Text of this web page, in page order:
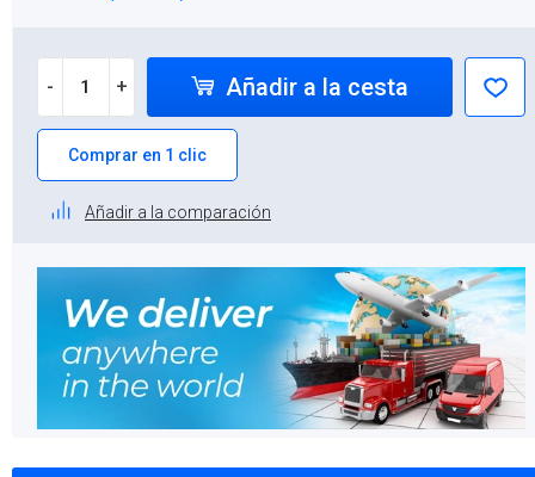
- + Añadir a la cesta
Comprar en 1 clic
Añadir a la comparación